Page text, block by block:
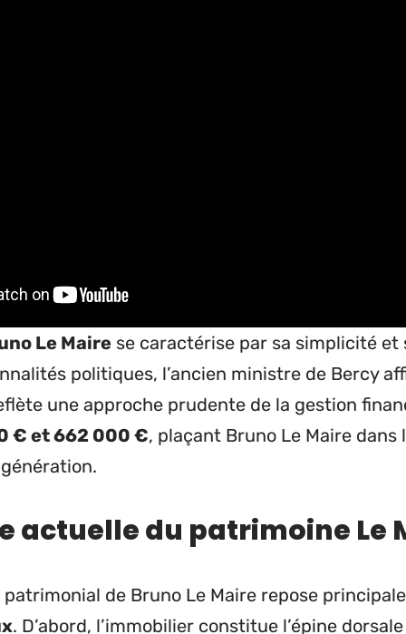
Le Maire se caractérise par sa simplicité
politiques, l’ancien ministre de Bercy
une approche prudente de la gestion
€ et 662 000 €, plaçant Bruno Le Maire
actuelle du patrimoine Le
de Bruno Le Maire repose
. D’abord, l’immobilier constitue l’épine